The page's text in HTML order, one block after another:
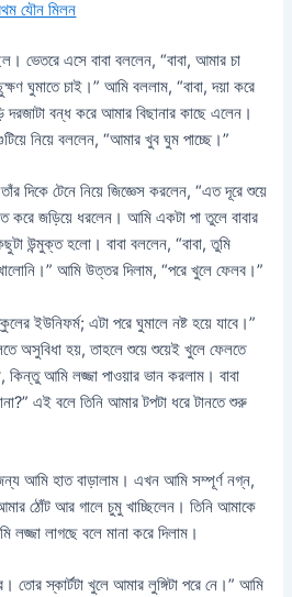
যৌন মিলন
ভেতরে এসে বাবা বললেন, “বাবা, আমার চা
ঘুমাতে চাই।” আমি বললাম, “বাবা, দয়া করে
দরজাটা বন্ধ করে আমার বিছানার কাছে এলেন।
নিয়ে বললেন, “আমার খুব ঘুম পাচ্ছে।”
দিকে টেনে নিয়ে জিজ্ঞেস করলেন, “এত দূরে শুয়ে
জড়িয়ে ধরলেন। আমি একটা পা তুলে বাবার
উন্মুক্ত হলো। বাবা বললেন, “বাবা, তুমি
আমি উত্তর দিলাম, “পরে খুলে ফেলব।”
ইউনিফর্ম; এটা পরে ঘুমালে নষ্ট হয়ে যাবে।”
অসুবিধা হয়, তাহলে শুয়ে শুয়েই খুলে ফেলতে
কিন্তু আমি লজ্জা পাওয়ার ভান করলাম। বাবা
এই বলে তিনি আমার টপটা ধরে টানতে শুরু
আমি হাত বাড়ালাম। এখন আমি সম্পূর্ণ নগ্ন,
ঠোঁট আর গালে চুমু খাচ্ছিলেন। তিনি আমাকে
লাগছে বলে মানা করে দিলাম।
তোর স্কার্টটা খুলে আমার লুঙ্গিটা পরে নে।” আমি